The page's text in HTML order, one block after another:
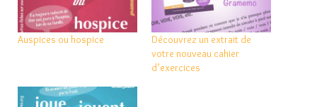
Auspices ou hospice
Découvrez un extrait de
votre nouveau cahier
d’exercices